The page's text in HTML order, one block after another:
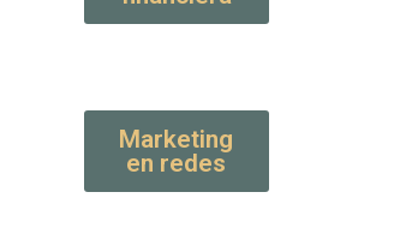
Marketing
en redes